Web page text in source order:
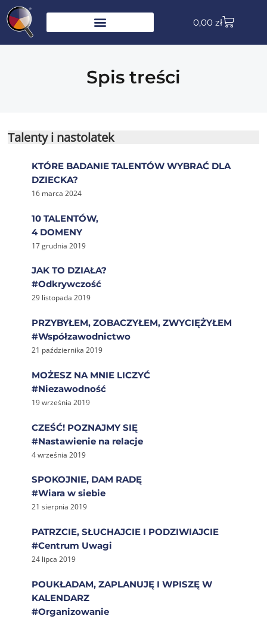
0,00 zł
Spis treści
Talenty i nastolatek
KTÓRE BADANIE TALENTÓW WYBRAĆ DLA
DZIECKA?
16 marca 2024
10 TALENTÓW,
4 DOMENY
17 grudnia 2019
JAK TO DZIAŁA?
#Odkrywczość
29 listopada 2019
PRZYBYŁEM, ZOBACZYŁEM, ZWYCIĘŻYŁEM
#Współzawodnictwo
21 października 2019
MOŻESZ NA MNIE LICZYĆ
#Niezawodność
19 września 2019
CZEŚĆ! POZNAJMY SIĘ
#Nastawienie na relacje
4 września 2019
SPOKOJNIE, DAM RADĘ
#Wiara w siebie
21 sierpnia 2019
PATRZCIE, SŁUCHAJCIE I PODZIWIAJCIE
#Centrum Uwagi
24 lipca 2019
POUKŁADAM, ZAPLANUJĘ I WPISZĘ W
KALENDARZ
#Organizowanie